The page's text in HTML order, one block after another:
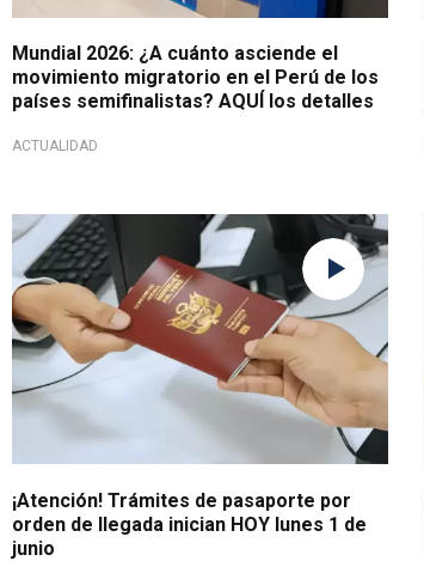
Mundial 2026: ¿A cuánto asciende el
movimiento migratorio en el Perú de los
países semifinalistas? AQUÍ los detalles
ACTUALIDAD
Se acabaron las citas virtuales
¡Atención! Trámites de pasaporte por
orden de llegada inician HOY lunes 1 de
junio